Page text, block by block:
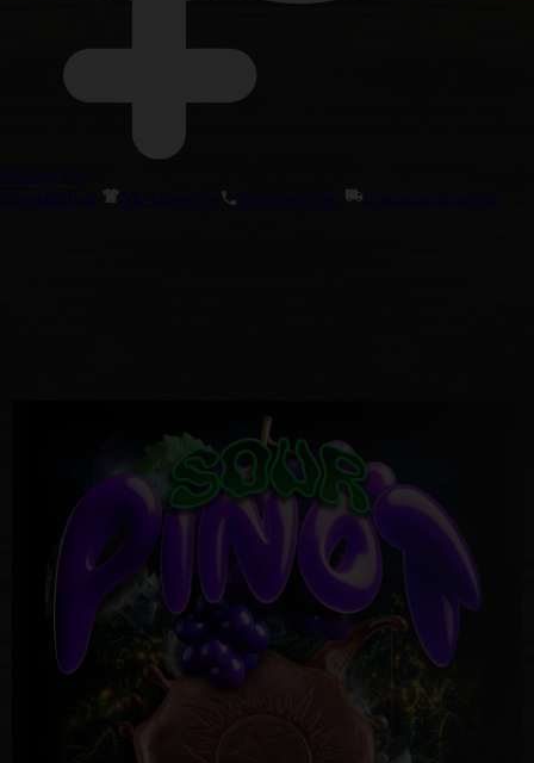
Vanlige Frø
Spesialtilbud
Merchandise Kundeservice Engrosinnlogging